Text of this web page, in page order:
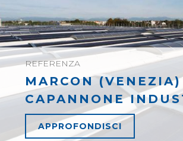
REFERENZA
MARCON
CAPANNONE
APPROFONDISCI